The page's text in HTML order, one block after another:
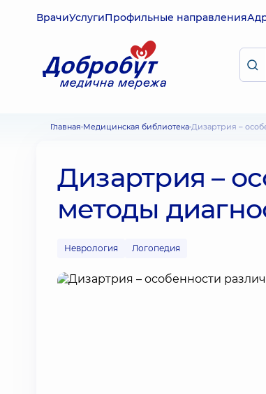
ВрачиУслугиПрофильные направления
Главная Медицинская библиотека Дизартрия –
Дизартрия –
методы
Неврология Логопедия